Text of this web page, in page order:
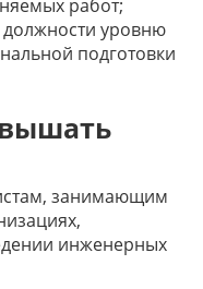
работ;
должности уровню
подготовки
занимающим
инженерных